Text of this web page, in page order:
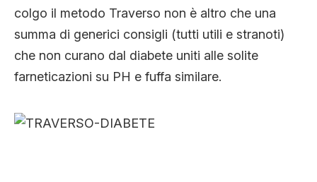
colgo il metodo Traverso non è altro che una
summa di generici consigli (tutti utili e stranoti)
che non curano dal diabete uniti alle solite
farneticazioni su PH e fuffa similare.